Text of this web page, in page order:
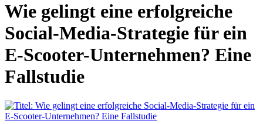
Wie gelingt eine erfolgreiche
Social-Media-Strategie für ein
E-Scooter-Unternehmen? Eine
Fallstudie